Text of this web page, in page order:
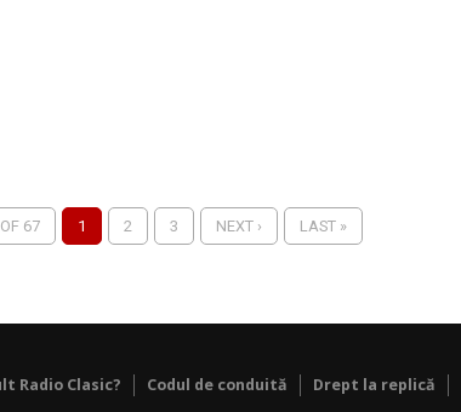
67 1 2 3 NEXT › LAST »
Radio Clasic? Codul de conduită Drept la replică